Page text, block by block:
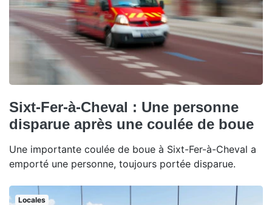
Sixt-Fer-à-Cheval : Une personne
disparue après une coulée de boue
Une importante coulée de boue à Sixt-Fer-à-Cheval a
emporté une personne, toujours portée disparue.
Locales